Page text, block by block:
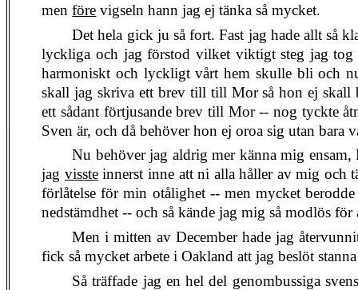
menföre vigseln hann jag ej tänka så mycket.
Det hela gick ju så fort. Fast jag hade allt så
lyckliga och jag förstod vilket viktigt steg jag
harmoniskt och lyckligt vårt hem skulle bli och
skall jag skriva ett brev till till Mor så hon ej
ett sådant förtjusande brev till Mor -- nog tyckte
Sven är, och då behöver hon ej oroa sig utan bara
Nu behöver jag aldrig mer känna mig
jag vissteinnerst inne att ni alla håller av mig och
förlåtelse för min otålighet -- men mycket
nedstämdhet -- och så kände jag mig så modlös
Men i mitten av December hade jag
fick så mycket arbete i Oakland att jag beslöt
Så träffade jag en hel del genombussiga